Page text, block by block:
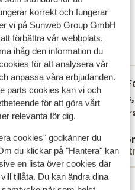
korrekt och fungerar
vi på Sunweb Group GmbH
förbättra vår webbplats,
ihåg den information du
för att analysera vår
anpassa våra erbjudanden.
parts cookies kan vi och
för att göra vårt
relevanta för dig.
cookies" godkänner du
du klickar på "Hantera" kan
en lista över cookies där
tillåta. Du kan ändra dina
och de finns att
hotell Biokovo njuter du
som är populär
i byn. Hotellet har även
inte vill bestämma sig
äter man mycket
så även här i byarna
är huvudorten och
restauranger, barer och
och de flesta
ligger längs med
den mysiga hamnen.
här hittar du barer och
28 sep. 2024
läge.
i
läge.
i
8.0
omdömen